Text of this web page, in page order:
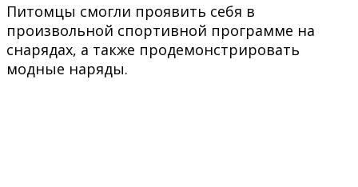
Питомцы смогли проявить себя в
произвольной спортивной программе на
снарядах, а также продемонстрировать
модные наряды.